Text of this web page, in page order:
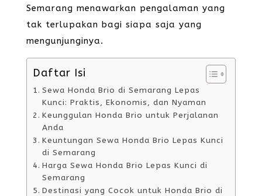
Semarang menawarkan pengalaman yang
tak terlupakan bagi siapa saja yang
mengunjunginya.
Daftar Isi
Sewa Honda Brio di Semarang Lepas
Kunci: Praktis, Ekonomis, dan Nyaman
Keunggulan Honda Brio untuk Perjalanan
Anda
Keuntungan Sewa Honda Brio Lepas Kunci
di Semarang
Harga Sewa Honda Brio Lepas Kunci di
Semarang
Destinasi yang Cocok untuk Honda Brio di